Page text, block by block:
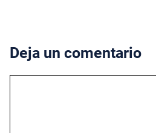
Deja un comentario